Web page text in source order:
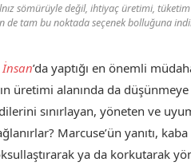
sömürüyle değil, ihtiyaç üretimi,
de tam bu noktada seçenek bolluğuna
İnsan’da yaptığı en önemli
üretimi alanında da düşünmeye
sınırlayan, yöneten ve
Marcuse’ün yanıtı,
ya da korkutarak